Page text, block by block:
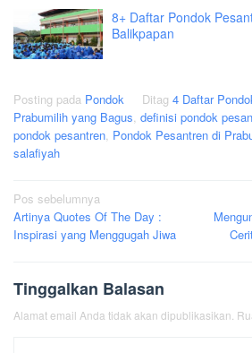
8+ Daftar Pondok
Balikpapan
Posting pada Pondok Ditag 4 Daftar
Prabumilih yang Bagus, definisi pondok
pondok pesantren, Pondok Pesantren di
salafiyah
Navigasi
pos
Pos sebelumnya
Artinya Quotes Of The Day :
Inspirasi yang Menggugah Jiwa
Tinggalkan Balasan
Alamat email Anda tidak akan dipublikasikan.